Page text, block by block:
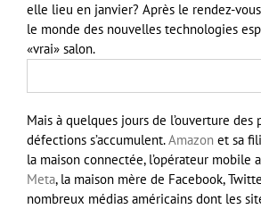
elle lieu en janvier? Après le rendez-
le monde des nouvelles technologies
«vrai» salon.
Mais à quelques jours de l’ouverture des
défections s’accumulent.Amazon et sa
la maison connectée, l’opérateur mobile
Meta, la maison mère de Facebook,
nombreux médias américains dont les